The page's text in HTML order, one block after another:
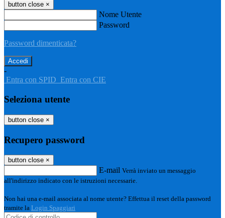
button close ×
Nome Utente
Password
Password dimenticata?
-
Entra con SPID Entra con CIE
Seleziona utente
button close ×
Recupero password
button close ×
E-mail Verrà inviato un messaggio
all'indirizzo indicato con le istruzioni necessarie.
Non hai una e-mail associata al nome utente? Effettua il reset della password
tramite la Login Spaggiari